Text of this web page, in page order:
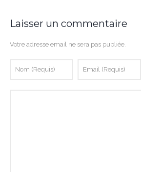
Laisser un commentaire
Votre adresse email ne sera pas publiée.